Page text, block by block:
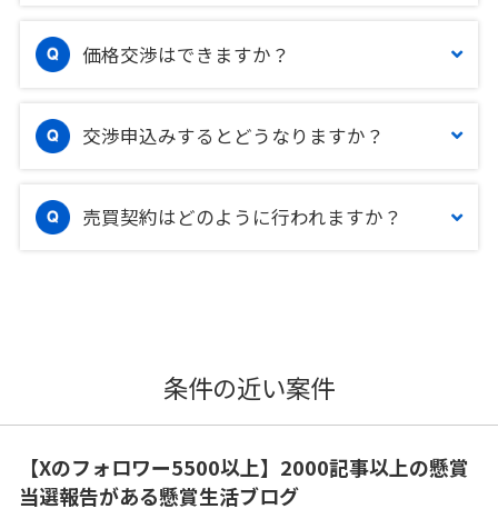
価格交渉はできますか？
交渉申込みするとどうなりますか？
売買契約はどのように行われますか？
条件の近い案件
【Xのフォロワー5500以上】2000記事以上の懸賞
当選報告がある懸賞生活ブログ